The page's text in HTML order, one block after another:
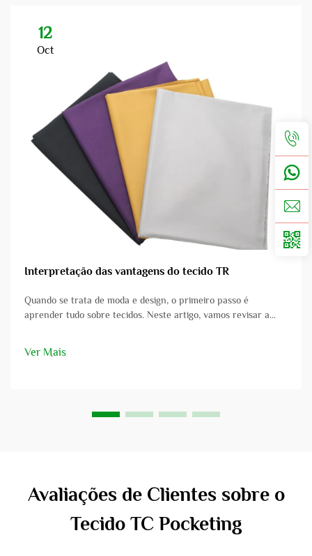
12
Oct
Interpretação das vantagens do tecido TR
Quando se trata de moda e design, o primeiro passo é
aprender tudo sobre tecidos. Neste artigo, vamos revisar a
estilista...
Ver Mais
Avaliações de Clientes sobre o
Tecido TC Pocketing